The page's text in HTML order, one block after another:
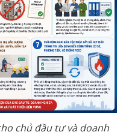
chủ đầu tư và doanh